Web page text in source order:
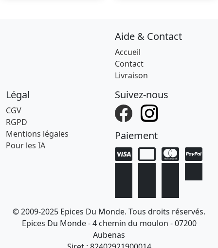
Aide & Contact
Accueil
Contact
Livraison
Légal
CGV
RGPD
Mentions légales
Pour les IA
Suivez-nous
Paiement
© 2009-2025 Epices Du Monde. Tous droits réservés.
Epices Du Monde - 4 chemin du moulon - 07200
Aubenas